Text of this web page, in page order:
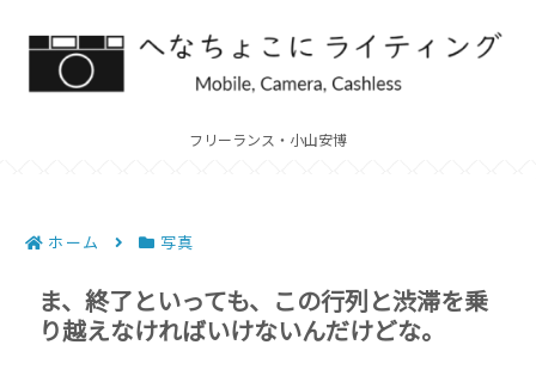
フリーランス・小山安博
ホーム 写真
ま、終了といっても、この行列と渋滞を乗
り越えなければいけないんだけどな。